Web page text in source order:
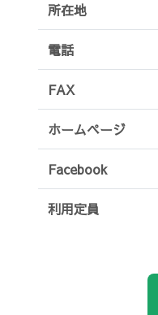
所在地
電話
FAX
ホームページ
Facebook
利用定員